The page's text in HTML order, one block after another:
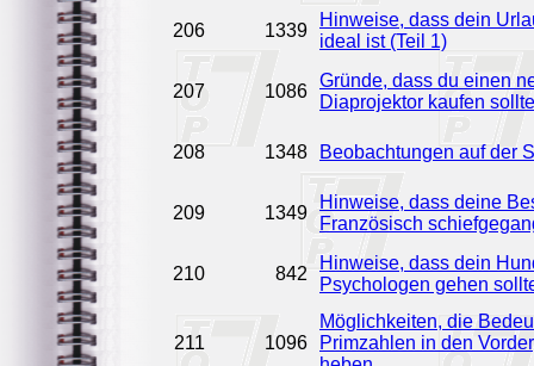
206 1339
Hinweise, dass dein
ideal ist (Teil 1)
207 1086
Gründe, dass du einen
Diaprojektor kaufen
208 1348 Beobachtungen auf der
209 1349
Hinweise, dass deine
Französisch
210 842
Hinweise, dass dein
Psychologen gehen
211 1096
Möglichkeiten, die
Primzahlen in den